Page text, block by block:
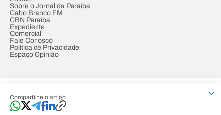
Compartilhe o artigo
Sobre o Jornal da Paraíba
Cabo Branco FM
CBN Paraíba
Expediente
Comercial
Fale Conosco
Política de Privacidade
Espaço Opinião
Developed by Designed by